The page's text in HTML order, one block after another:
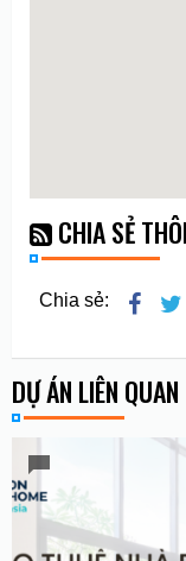
CHIA SẺ
Chia sẻ:
DỰ ÁN LIÊN QUAN